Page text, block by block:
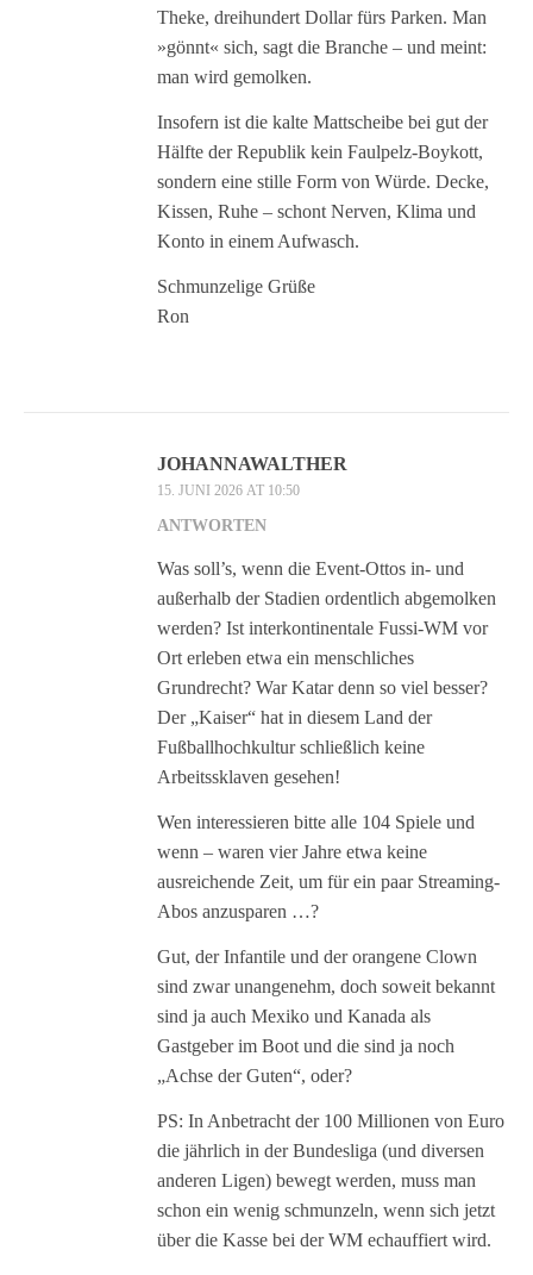
Theke, dreihundert Dollar fürs Parken. Man
»gönnt« sich, sagt die Branche – und meint:
man wird gemolken.
Insofern ist die kalte Mattscheibe bei gut der
Hälfte der Republik kein Faulpelz-Boykott,
sondern eine stille Form von Würde. Decke,
Kissen, Ruhe – schont Nerven, Klima und
Konto in einem Aufwasch.
Schmunzelige Grüße
Ron
JOHANNAWALTHER
15. JUNI 2026 AT 10:50
ANTWORTEN
Was soll’s, wenn die Event-Ottos in- und
außerhalb der Stadien ordentlich abgemolken
werden? Ist interkontinentale Fussi-WM vor
Ort erleben etwa ein menschliches
Grundrecht? War Katar denn so viel besser?
Der „Kaiser“ hat in diesem Land der
Fußballhochkultur schließlich keine
Arbeitssklaven gesehen!
Wen interessieren bitte alle 104 Spiele und
wenn – waren vier Jahre etwa keine
ausreichende Zeit, um für ein paar Streaming-
Abos anzusparen …?
Gut, der Infantile und der orangene Clown
sind zwar unangenehm, doch soweit bekannt
sind ja auch Mexiko und Kanada als
Gastgeber im Boot und die sind ja noch
„Achse der Guten“, oder?
PS: In Anbetracht der 100 Millionen von Euro
die jährlich in der Bundesliga (und diversen
anderen Ligen) bewegt werden, muss man
schon ein wenig schmunzeln, wenn sich jetzt
über die Kasse bei der WM echauffiert wird.